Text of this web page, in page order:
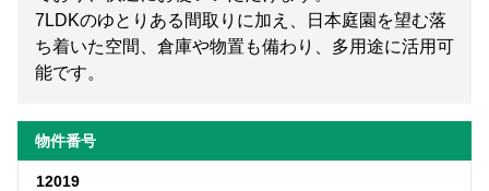
7LDKのゆとりある間取りに加え、日本庭園を望む落
ち着いた空間、倉庫や物置も備わり、多用途に活用可
能です。
物件番号
12019